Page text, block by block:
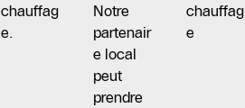
chauffag
e.
Notre
partenair
e local
peut
prendre
chauffag
e